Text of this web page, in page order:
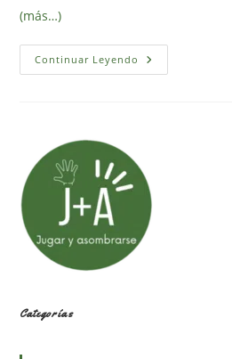
(más…)
Continuar Leyendo Nuestras
Últimas
Categorías